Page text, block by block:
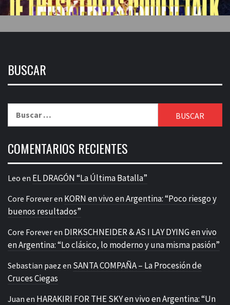
BUSCAR
COMENTARIOS RECIENTES
Leo en EL DRAGÓN “La Última Batalla”
Core Foreveren KORN en vivo en Argentina: “Poco riesgo y
buenos resultados”
Core Foreveren DIRKSCHNEIDER & AS I LAY DYING en vivo
en Argentina: “Lo clásico, lo moderno y una misma pasión”
Sebastian paez en SANTA COMPAÑA – La Procesión de
Cruces Ciegas
Juan en HARAKIRI FOR THE SKY en vivo en Argentina: “Un